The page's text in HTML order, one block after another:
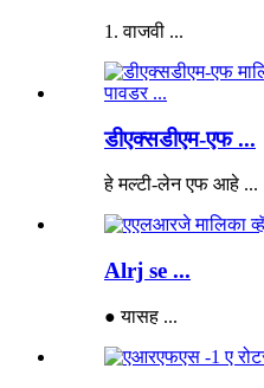
1. वाजवी ...
डीएक्सडीएम-एफ ...
हे मल्टी-लेन एफ आहे ...
Alrj se ...
● यासह ...